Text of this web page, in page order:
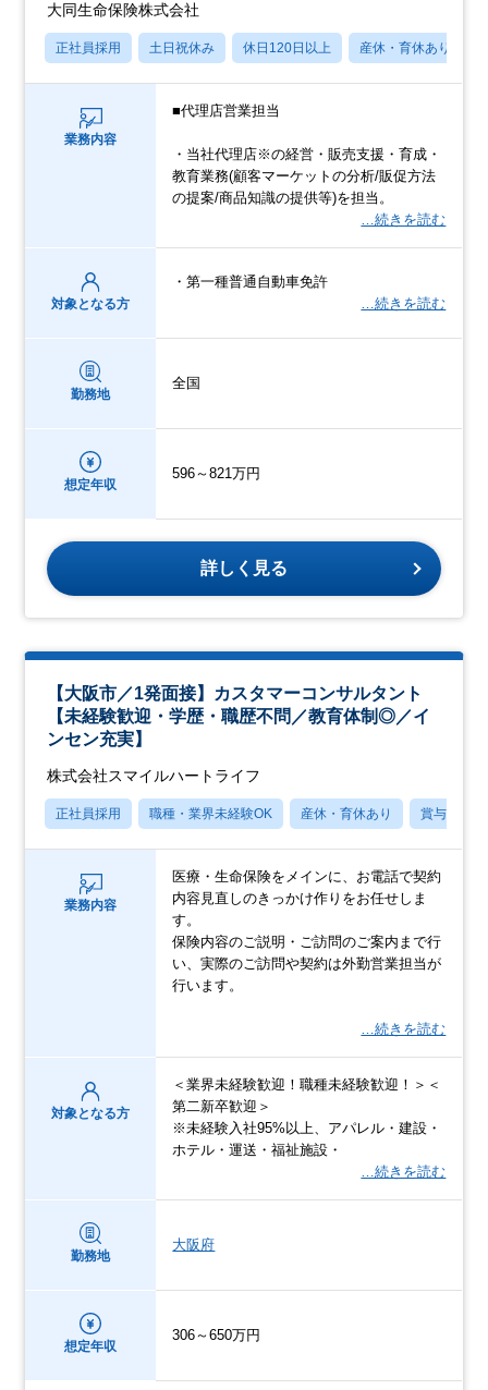
大同生命保険株式会社
正社員採用 土日祝休み 休日120日以上 産休・育休あり
業務内容
■代理店営業担当
・当社代理店※の経営・販売支援・育成・
教育業務(顧客マーケットの分析/販促方法
の提案/商品知識の提供等)を担当。
…続きを読む
対象となる方
・第一種普通自動車免許
…続きを読む
勤務地
全国
想定年収
596～821万円
詳しく見る
【大阪市／1発面接】カスタマーコンサルタント
【未経験歓迎・学歴・職歴不問／教育体制◎／イ
ンセン充実】
株式会社スマイルハートライフ
正社員採用 職種・業界未経験OK 産休・育休あり 賞与あり
業務内容
医療・生命保険をメインに、お電話で契約
内容見直しのきっかけ作りをお任せしま
す。
保険内容のご説明・ご訪問のご案内まで行
い、実際のご訪問や契約は外勤営業担当が
行います。
…続きを読む
対象となる方
＜業界未経験歓迎！職種未経験歓迎！＞＜
第二新卒歓迎＞
※未経験入社95%以上、アパレル・建設・
ホテル・運送・福祉施設・
…続きを読む
勤務地
大阪府
想定年収
306～650万円